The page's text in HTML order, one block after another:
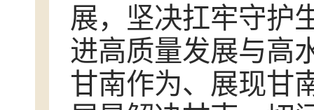
展，坚决扛牢守护
进高质量发展与高
甘南作为、展现甘